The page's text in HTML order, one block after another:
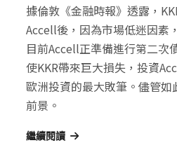
據倫敦《金融時報》透露，
Accell後，因為市場低迷因素
目前Accell正準備進行第二次
使KKR帶來巨大損失，投資
歐洲投資的最大敗筆。儘管
前景。
繼續閱讀